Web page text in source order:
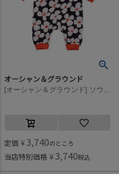
オーシャン＆グラウンド
定価 ¥ 3,740のところ
当店特別価格 ¥ 3,740税込